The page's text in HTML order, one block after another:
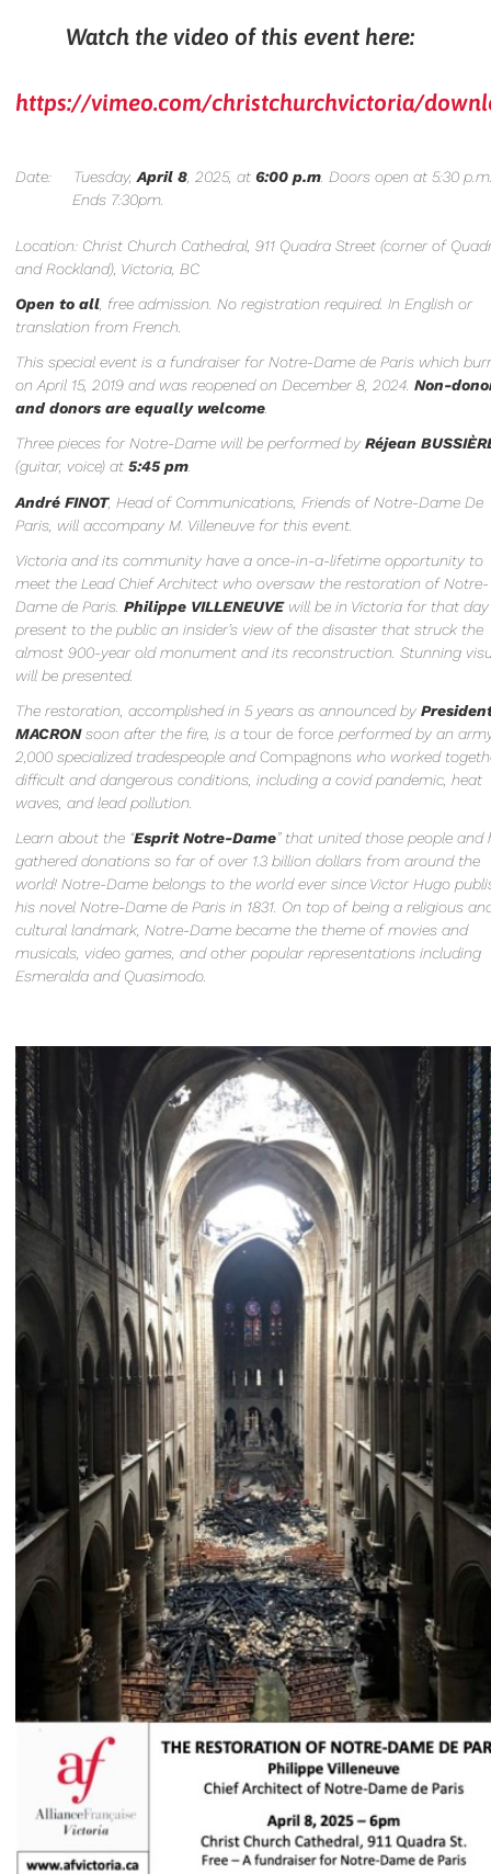
Watch the video of this event here:
https://vimeo.com/christchurchvictoria/
Date: Tuesday, April 8 , 2025, at 6:00 p.m . Doors open at 5:30
Ends 7:30pm.
Location: Christ Church Cathedral, 911 Quadra Street (corner of
and Rockland), Victoria, BC
Open to all , free admission. No registration required. In English or
translation from French.
This special event is a fundraiser for Notre-Dame de Paris which
on April 15, 2019 and was reopened on December 8, 2024. Non-
and donors are equally welcome
Three pieces for Notre-Dame will be performed by Réjean
(guitar, voice) at 5:45 pm.
André FINOT, Head of Communications, Friends of Notre-Dame De
Paris, will accompany M. Villeneuve for this event.
Victoria and its community have a once-in-a-lifetime opportunity to
meet the Lead Chief Architect who oversaw the restoration of Notre-
Dame de Paris. Philippe VILLENEUVE will be in Victoria for that
present to the public an insider’s view of the disaster that struck the
almost 900-year old monument and its reconstruction. Stunning
will be presented.
The restoration, accomplished in 5 years as announced by
MACRON soon after the fire, is a tour de force performed by an
2,000 specialized tradespeople andCompagnons who worked
difficult and dangerous conditions, including a covid pandemic, heat
waves, and lead pollution.
Learn about the “Esprit Notre-Dame” that united those people and
gathered donations so far of over 1.3 billion dollars from around the
world! Notre-Dame belongs to the world ever since Victor Hugo
his novel Notre-Dame de Paris in 1831. On top of being a religious
cultural landmark, Notre-Dame became the theme of movies and
musicals, video games, and other popular representations including
Esmeralda and Quasimodo.